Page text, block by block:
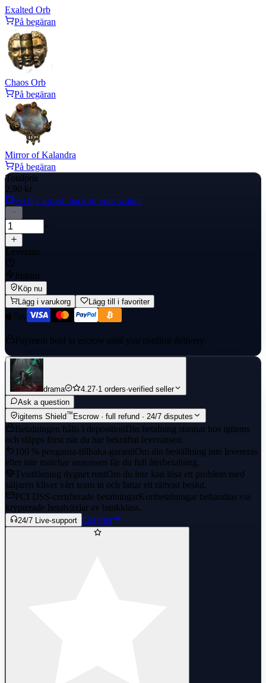
Exalted Orb
På begäran
Chaos Orb
På begäran
Mirror of Kalandra
På begäran
Totalpris
2,90 kr
+≈ 0,1 krcash back to your wallet
×
Leverans
Instant
Köp nu
Lägg i varukorg
Lägg till i favoriter
Payment held in escrow until you confirm delivery
drama 4.27·1 orders·verified seller
Ask a question
igitems Shield™ Escrow · full refund · 24/7 disputes
Betalningen hålls i depositionDin betalning stannar hos igitems
och släpps först när du har bekräftat leveransen.
100 % pengarna-tillbaka-garantiOm din beställning inte levereras
eller inte matchar annonsen får du full återbetalning.
Tvistlösning dygnet runtOm du inte kan lösa ett problem med
säljaren kliver vårt team in och fattar ett rättvist beslut.
PCI DSS-certifierade betalningarKortbetalningar behandlas via
krypterade betalväxlar av bankklass.
24/7 Live-support Läs mer